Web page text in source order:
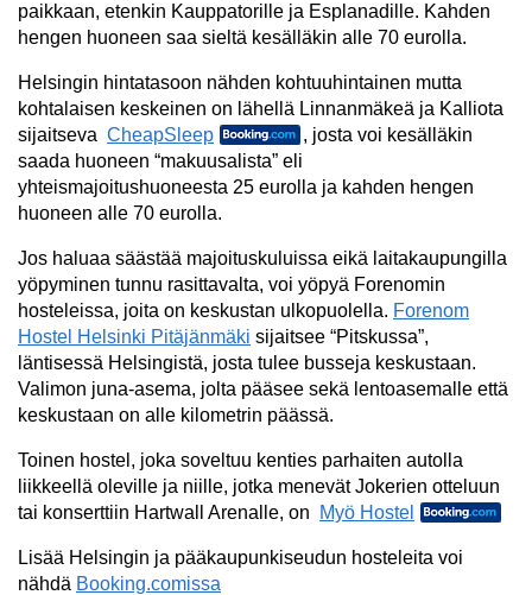
paikkaan, etenkin Kauppatorille ja Esplanadille. Kahden
hengen huoneen saa sieltä kesälläkin alle 70 eurolla.
Helsingin hintatasoon nähden kohtuuhintainen mutta
kohtalaisen keskeinen on lähellä Linnanmäkeä ja Kalliota
sijaitseva CheapSleep
, josta voi kesälläkin
saada huoneen “makuusalista” eli
yhteismajoitushuoneesta 25 eurolla ja kahden hengen
huoneen alle 70 eurolla.
Jos haluaa säästää majoituskuluissa eikä laitakaupungilla
yöpyminen tunnu rasittavalta, voi yöpyä Forenomin
hosteleissa, joita on keskustan ulkopuolella. Forenom
Hostel Helsinki Pitäjänmäki sijaitsee “Pitskussa”,
läntisessä Helsingistä, josta tulee busseja keskustaan.
Valimon juna-asema, jolta pääsee sekä lentoasemalle että
keskustaan on alle kilometrin päässä.
Toinen hostel, joka soveltuu kenties parhaiten autolla
liikkeellä oleville ja niille, jotka menevät Jokerien otteluun
tai konserttiin Hartwall Arenalle, on
Myö Hostel
Lisää Helsingin ja pääkaupunkiseudun hosteleita voi
nähdä Booking.comissa